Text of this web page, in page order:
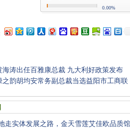
0.00%
海涛出任百雅康总裁 九大利好政策发布
之韵胡均安常务副总裁当选益阳市工商
走实体发展之路，金天雪莲艾佳欧品质